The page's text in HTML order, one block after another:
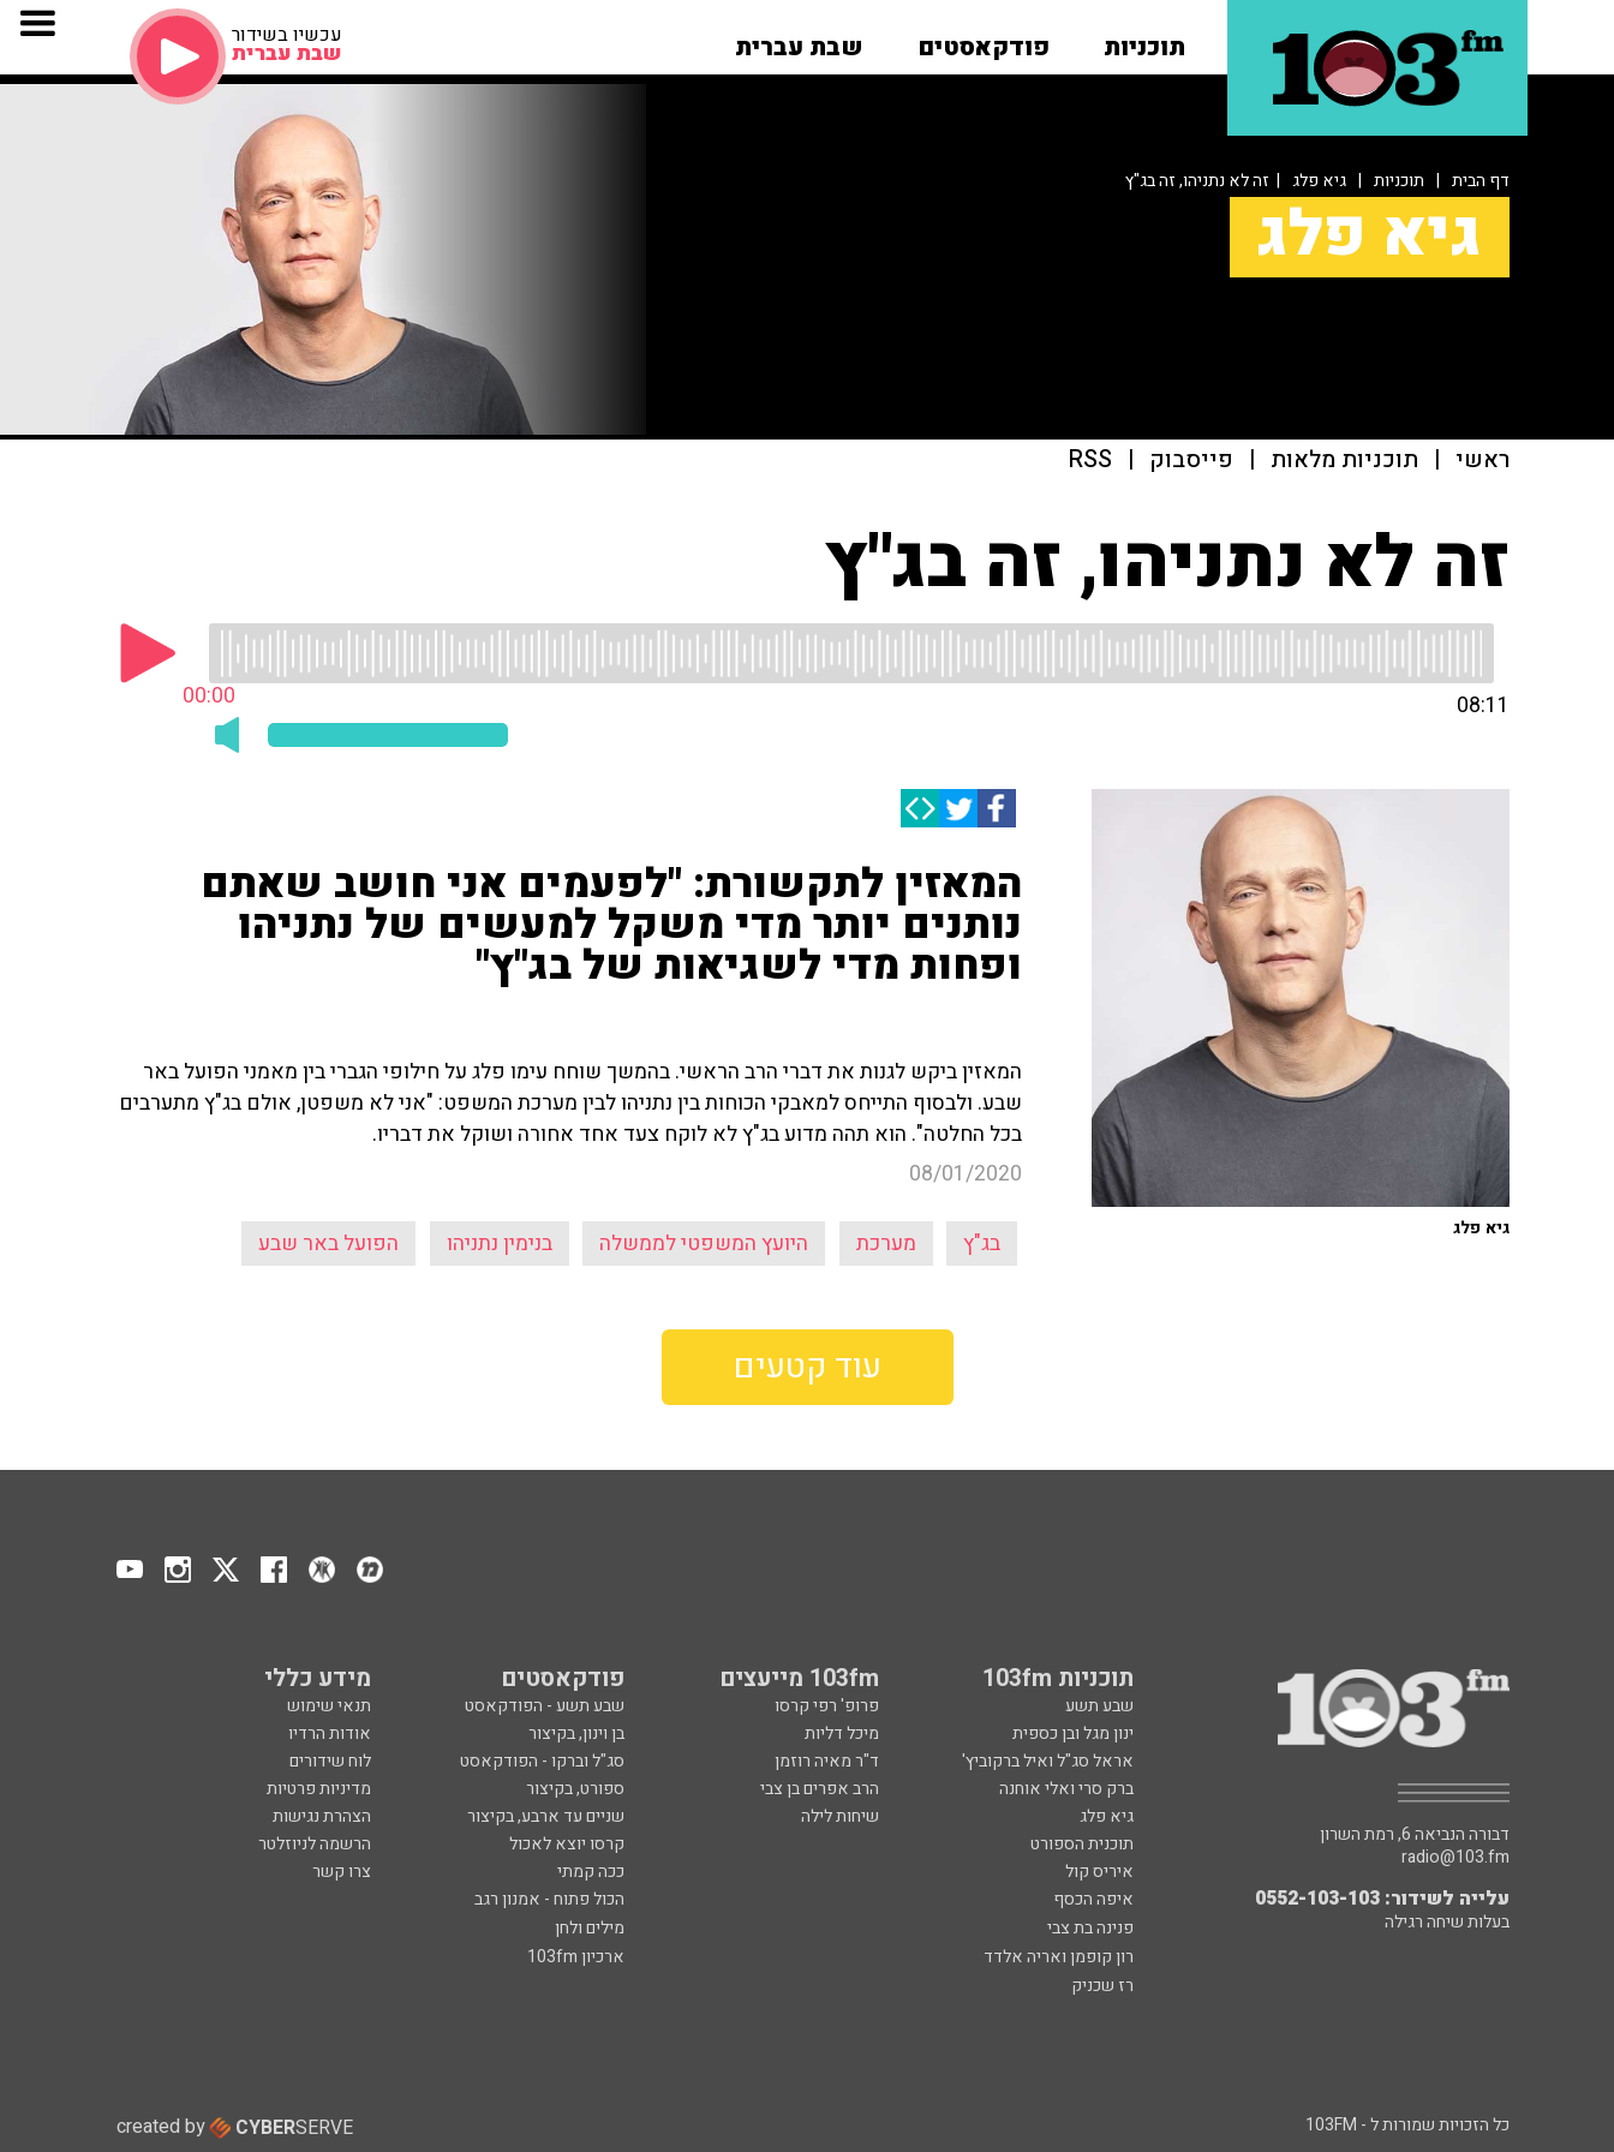
תוכניות פודקאסטים שבת עברית עכשיו בשידור
שבת עברית
דף הבית | תוכניות | גיא פלג | זה לא נתניהו, זה בג"ץ
גיא פלג
ראשי | תוכניות מלאות | פייסבוק |
RSS
זה לא נתניהו, זה בג"ץ
00:00 08:11
המאזין לתקשורת: "לפעמים אני חושב שאתם
נותנים יותר מדי משקל למעשים של נתניהו
ופחות מדי לשגיאות של בג"ץ"
המאזין ביקש לגנות את דברי הרב הראשי. בהמשך שוחח עימו פלג על חילופי הגברי בין מאמני הפועל באר
שבע. ולבסוף התייחס למאבקי הכוחות בין נתניהו לבין מערכת המשפט: "אני לא משפטן, אולם בג"ץ מתערבים
בכל החלטה". הוא תהה מדוע בג"ץ לא לוקח צעד אחד אחורה ושוקל את דבריו.
08/01/2020
בג"ץ מערכת היועץ המשפטי לממשלה בנימין נתניהו הפועל באר שבע
גיא פלג
עוד קטעים
תוכניות 103fm 103fm מייעצים פודקאסטים מידע כללי
שבע תשע פרופ' רפי קרסו שבע תשע - הפודקאסט
תנאי שימוש
ינון מגל ובן כספית
מיכל דליות בן וינון, בקיצור
אודות הרדיו
אראל סג"ל ואיל ברקוביץ'
ד"ר מאיה רוזמן סג"ל וברקו - הפודקאסט
לוח שידורים
ברק סרי ואלי אוחנה
הרב אפרים בן צבי ספורט, בקיצור
מדיניות פרטיות
גיא פלג
שיחות לילה שניים עד ארבע, בקיצור
הצהרת נגישות
תוכנית הספורט
קרסו יוצא לאכול
הרשמה לניוזלטר
איריס קול
ככה קמתי
צרו קשר
איפה הכסף
הכול פתוח - אמנון רגב
פנינה בת צבי
מילים ולחן
רון קופמן ואריה אלדד
ארכיון 103fm
רז שכניק
דבורה הנביאה 6, רמת השרון
radio@103.fm
עלייה לשידור: 0552-103-103
בעלות שיחה רגילה
כל הזכויות שמורות ל - 103FM created by CYBERSERVE